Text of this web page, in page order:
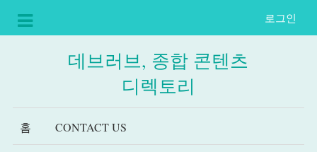
로그인
데브러브, 종합 콘텐츠
디렉토리
홈 CONTACT US